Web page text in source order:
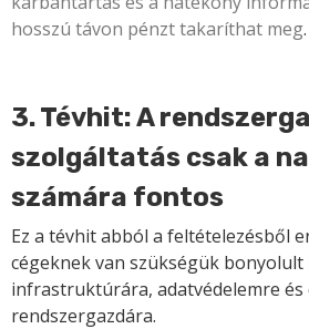
hosszú távon pénzt takaríthat meg.
3. Tévhit: A
szolgáltatás csak a
számára fontos
Ez a tévhit abból a feltételezésből
cégeknek van szükségük
infrastruktúrára, adatvédelemre és
rendszergazdára.